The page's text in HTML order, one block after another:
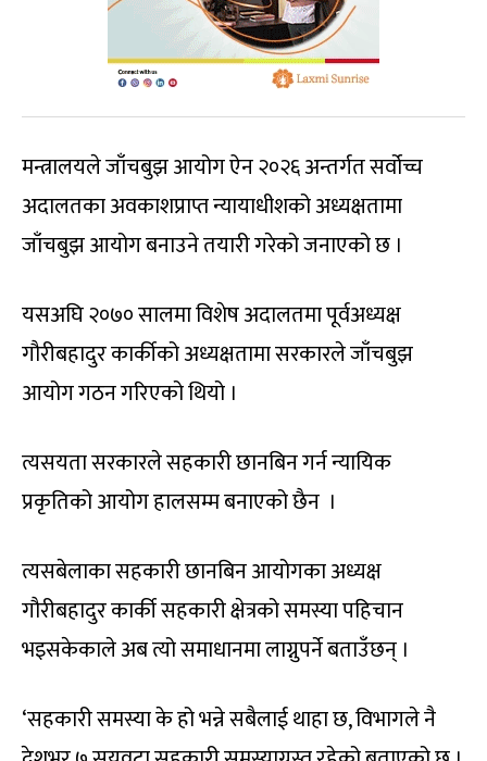
मन्त्रालयले जाँचबुझ आयोग ऐन २०२६ अन्तर्गत सर्वोच्च
अदालतका अवकाशप्राप्त न्यायाधीशको अध्यक्षतामा
जाँचबुझ आयोग बनाउने तयारी गरेको जनाएको छ ।
यसअघि २०७० सालमा विशेष अदालतमा पूर्वअध्यक्ष
गौरीबहादुर कार्कीको अध्यक्षतामा सरकारले जाँचबुझ
आयोग गठन गरिएको थियो ।
त्यसयता सरकारले सहकारी छानबिन गर्न न्यायिक
प्रकृतिको आयोग हालसम्म बनाएको छैन ।
त्यसबेलाका सहकारी छानबिन आयोगका अध्यक्ष
गौरीबहादुर कार्की सहकारी क्षेत्रको समस्या पहिचान
भइसकेकाले अब त्यो समाधानमा लाग्नुपर्ने बताउँछन् ।
‘सहकारी समस्या के हो भन्ने सबैलाई थाहा छ, विभागले नै